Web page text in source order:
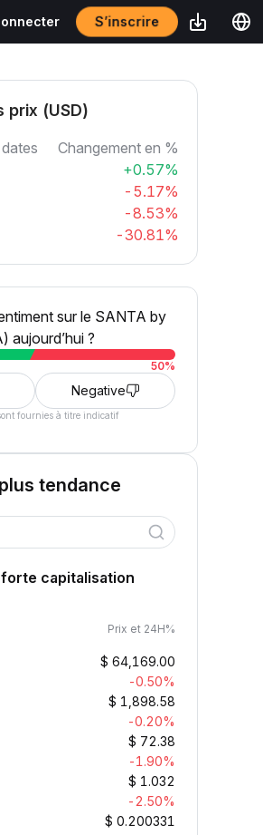
S’inscrire
prix (USD)
Changement en %
+0.57%
-5.17%
-8.53%
-30.81%
sur le SANTA by
aujourd’hui ?
50%
Negative
fournies à titre indicatif
tendance
capitalisation
Prix et 24H%
$ 64,169.00
-0.50%
$ 1,898.58
-0.20%
$ 72.38
-1.90%
$ 1.032
-2.50%
$ 0.200331